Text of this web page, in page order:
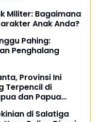
Militer: Bagaimana
Anak Anda?
Pahing:
Penghalang
Provinsi Ini
Terpencil di
dan Papua
di Salatiga